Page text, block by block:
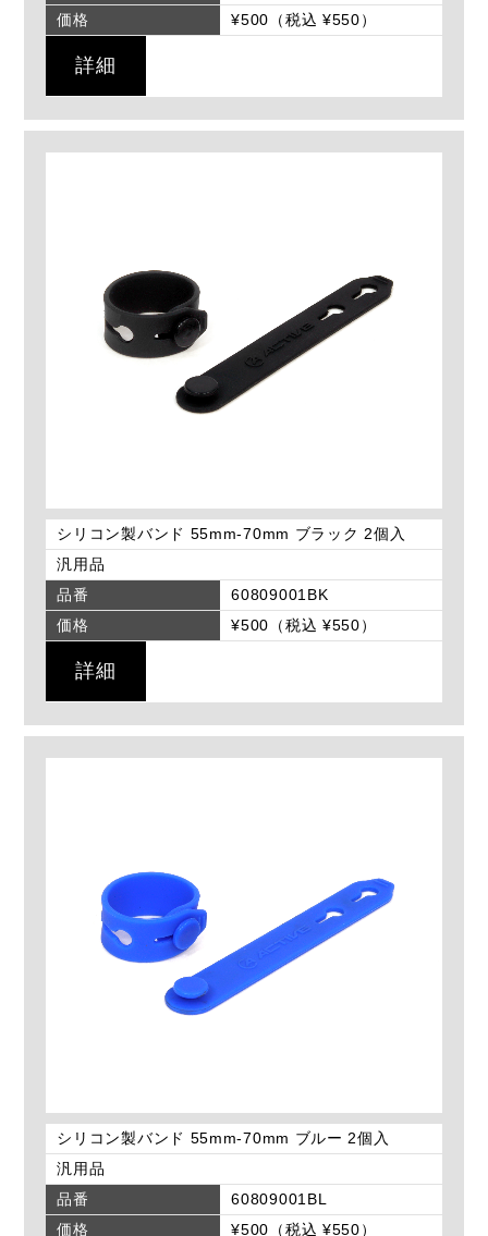
価格
¥500（税込 ¥550）
詳細
シリコン製バンド 55mm-70mm ブラック 2個入
汎用品
品番
60809001BK
価格
¥500（税込 ¥550）
詳細
シリコン製バンド 55mm-70mm ブルー 2個入
汎用品
品番
60809001BL
価格
¥500（税込 ¥550）